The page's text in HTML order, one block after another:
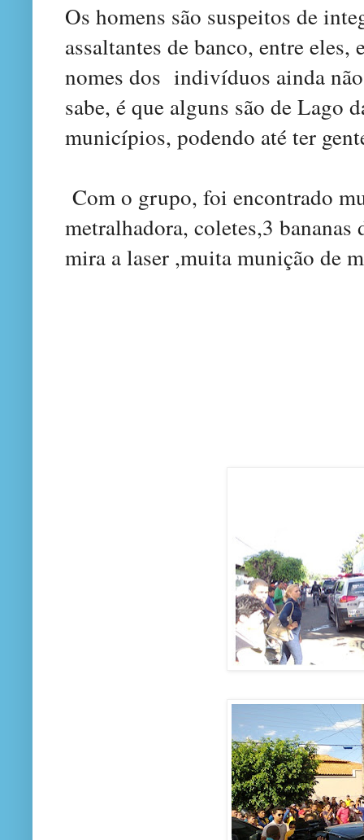
Os homens são suspeitos de
assaltantes de banco, entre
nomes dos indivíduos ainda
sabe, é que alguns são de Lago
municípios, podendo até ter
Com o grupo, foi encontrado
metralhadora, coletes,3
mira a laser ,muita munição de